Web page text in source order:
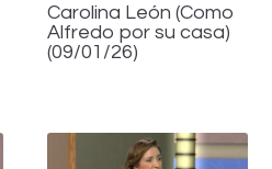
Carolina León (Como
Alfredo por su casa)
(09/01/26)